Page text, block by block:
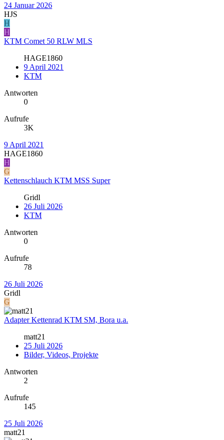
24 Januar 2026
HJS
H
H
KTM Comet 50 RLW MLS
HAGE1860
9 April 2021
KTM
Antworten
0
Aufrufe
3K
9 April 2021
HAGE1860
H
G
Kettenschlauch KTM MSS Super
Gridl
26 Juli 2026
KTM
Antworten
0
Aufrufe
78
26 Juli 2026
Gridl
G
Adapter Kettenrad KTM SM, Bora u.a.
matt21
25 Juli 2026
Bilder, Videos, Projekte
Antworten
2
Aufrufe
145
25 Juli 2026
matt21